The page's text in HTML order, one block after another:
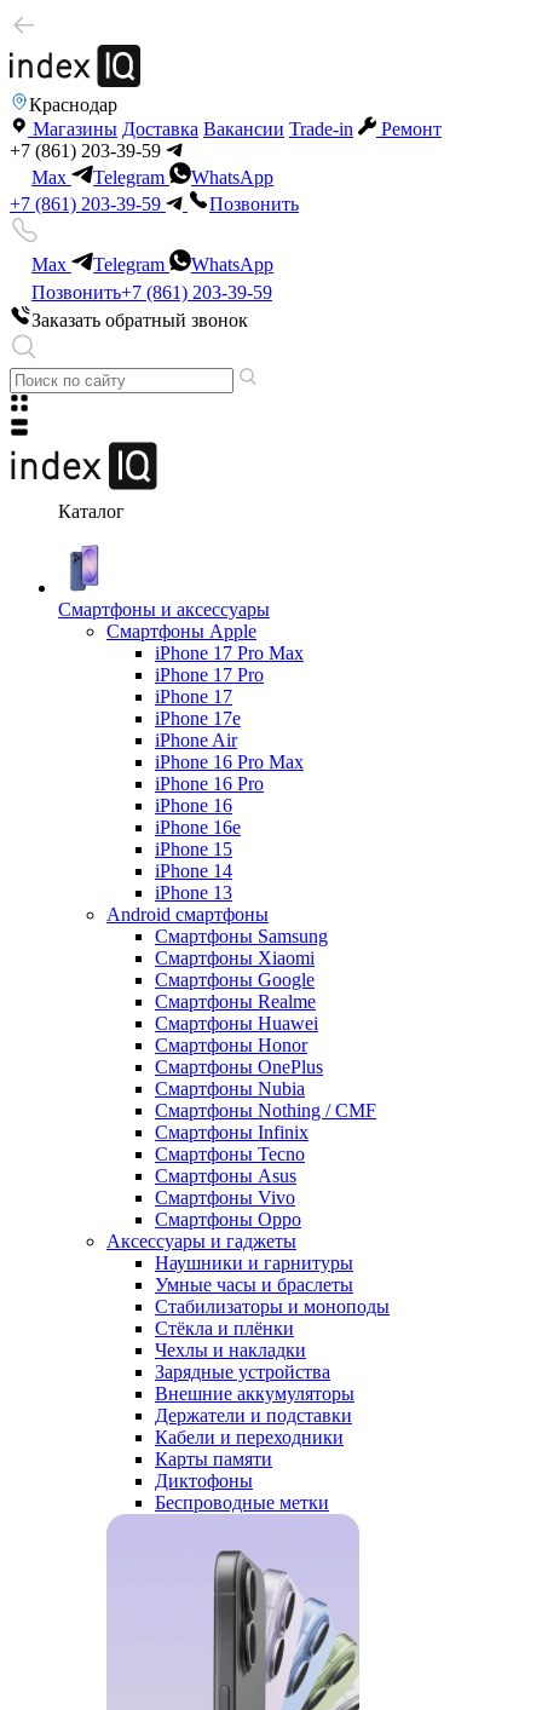
Краснодар
Магазины Доставка Вакансии Trade-in
Ремонт
+7 (861) 203-39-59
Max
Telegram
WhatsApp
+7 (861) 203-39-59
Позвонить
Max Telegram
WhatsApp
Позвонить+7 (861) 203-39-59
Заказать обратный звонок
Каталог
Смартфоны и аксессуары
Смартфоны Apple
iPhone 17 Pro Max
iPhone 17 Pro
iPhone 17
iPhone 17e
iPhone Air
iPhone 16 Pro Max
iPhone 16 Pro
iPhone 16
iPhone 16e
iPhone 15
iPhone 14
iPhone 13
Android cмартфоны
Смартфоны Samsung
Смартфоны Xiaomi
Смартфоны Google
Смартфоны Realme
Смартфоны Huawei
Смартфоны Honor
Смартфоны OnePlus
Смартфоны Nubia
Смартфоны Nothing / CMF
Смартфоны Infinix
Смартфоны Tecno
Смартфоны Asus
Смартфоны Vivo
Смартфоны Oppo
Аксессуары и гаджеты
Наушники и гарнитуры
Умные часы и браслеты
Стабилизаторы и моноподы
Стёкла и плёнки
Чехлы и накладки
Зарядные устройства
Внешние аккумуляторы
Держатели и подставки
Кабели и переходники
Карты памяти
Диктофоны
Беспроводные метки